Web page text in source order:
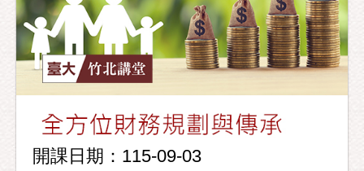
開課日期：115-09-03